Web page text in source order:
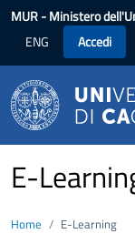
Salta al contenuto
MUR- Ministero
ENG
Accedi
E-
Home E-Learning